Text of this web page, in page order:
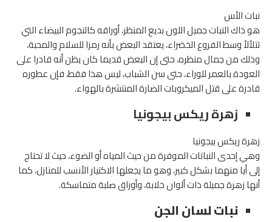
نبات الأس
هو ذاك النبات جميل اللون بديع المنظر، أوراقه كالنجوم البيضاء التي
تتلألأ وسط الفروع الخضراء، يعتقد البعض بأنه رمزا للسلام والمحبة،
وذلك من جمال منظره، حتى إن البعض قديما كان يظن أنه قادرا على
العودة بالعمر للوراء، حتى سن الشباب، ليس هذا فقط، فإن عطوره
قادرة على قتل الميكروبات الضارة المنتشرة بالهواء.
زهرة ريكس بيجونيا
زهرة ريكس بيجونيا
وهي إحدى النباتات الموفرة من حيث المياه أو الضوء، حيث لا تحتاج
إلى أيا منهما بشكل كبير، وهو ما يجعلها الاكتيار الأنسب للمنازل، كما
أنها زهرة جميلة ذات ألوان خلابة، وأوراق صلبة متماسكة.
نبات لسان الجن